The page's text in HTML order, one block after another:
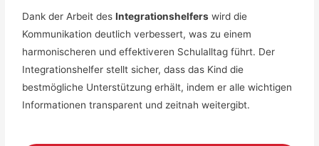
Dank der Arbeit desIntegrationshelfers wird die
Kommunikation deutlich verbessert, was zu einem
harmonischeren und effektiveren Schulalltag führt. Der
Integrationshelfer stellt sicher, dass das Kind die
bestmögliche Unterstützung erhält, indem er alle wichtigen
Informationen transparent und zeitnah weitergibt.